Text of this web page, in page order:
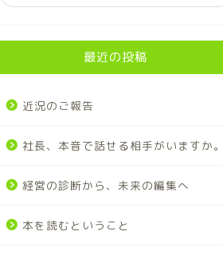
最近の投稿
近況のご報告
社長、本音で話せる相手がいますか。
経営の診断から、未来の編集へ
本を読むということ